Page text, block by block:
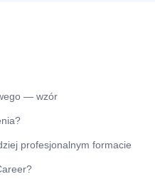
— wzór
profesjonalnym formacie